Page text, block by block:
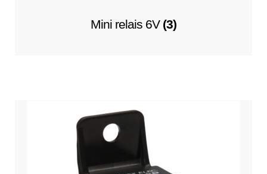
Mini relais 6V (3)